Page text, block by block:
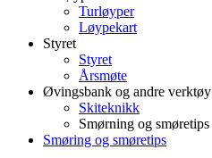
Turløyper
Løypekart
Styret
Styret
Årsmøte
Øvingsbank og andre verktøy
Skiteknikk
Smørning og smøretips
Smøring og smøretips